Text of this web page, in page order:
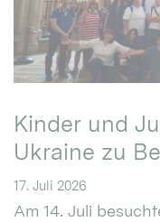
Kinder und
Ukraine zu
17. Juli 2026
Am 14. Juli